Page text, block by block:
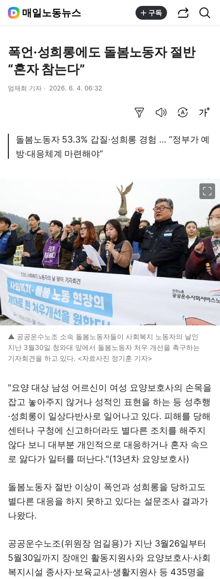
매일노동뉴스 구독
폭언·성희롱에도 돌봄노동자 절반
“혼자 참는다”
엄재희 기자 2026. 6. 4. 06:32
돌봄노동자 53.3% 갑질·성희롱 경험 … “정부가 예
방·대응체계 마련해야”
▲ 공공운수노조 소속 돌봄노동자들이 사회복지 노동자의 날인
지난 3월30일 청와대 앞에서 돌봄노동자 처우 개선을 촉구하는
기자회견을 하고 있다. <자료사진 정기훈 기자>
"요양 대상 남성 어르신이 여성 요양보호사의 손목을
잡고 놓아주지 않거나 성적인 표현을 하는 등 성추행
·성희롱이 일상다반사로 일어나고 있다. 피해를 당해
센터나 구청에 신고하더라도 별다른 조치를 해주지
않다 보니 대부분 개인적으로 대응하거나 혼자 속으
로 앓다가 일터를 떠난다."(13년차 요양보호사)
돌봄노동자 절반 이상이 폭언과 성희롱을 당하고도
별다른 대응을 하지 못하고 있다는 설문조사 결과가
나왔다.
공공운수노조(위원장 엄길용)가 지난 3월26일부터
5월30일까지 장애인 활동지원사와 요양보호사·사회
복지시설 종사자·보육교사·생활지원사 등 435명을